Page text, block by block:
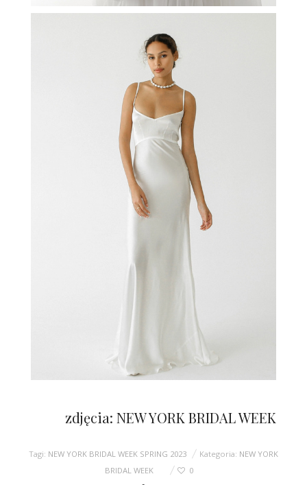
zdjęcia: NEW YORK BRIDAL WEEK
Tagi: NEW YORK BRIDAL WEEK SPRING 2023 Kategoria: NEW YORK
BRIDAL WEEK
0